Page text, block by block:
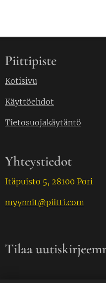
Piittipiste
Kotisivu
Käyttöehdot
Tietosuojakäytäntö
Yhteystiedot
Itäpuisto 5, 28100 Pori
myynnit@piitti.com
Tilaa